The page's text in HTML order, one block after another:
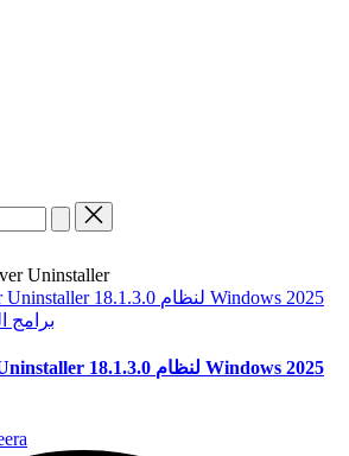
Uninstaller
برامج
تنزيل Display Driver Uninstaller 18.1.3.0 لنظام Windows 2025